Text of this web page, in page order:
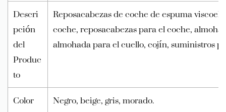
Descri
pción
del
Produc
to
Reposacabezas de coche de espuma
coche, reposacabezas para el coche,
almohada para el cuello, cojín, suministros
Color
Negro, beige, gris, morado.